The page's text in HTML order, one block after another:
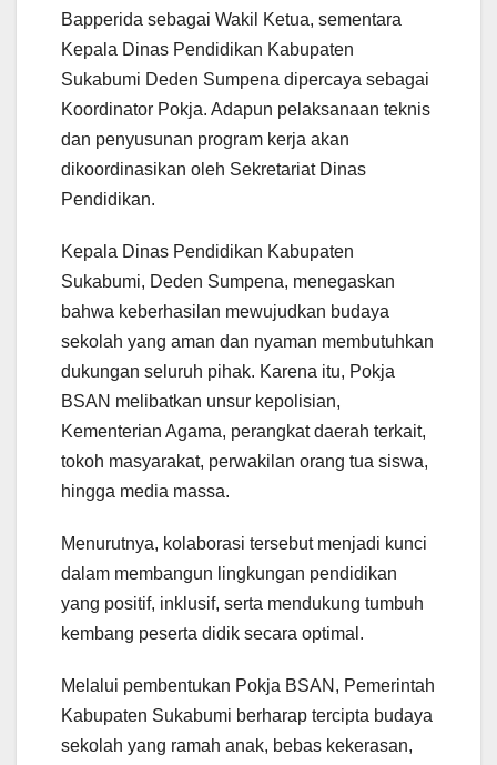
Bapperida sebagai Wakil Ketua, sementara
Kepala Dinas Pendidikan Kabupaten
Sukabumi Deden Sumpena dipercaya sebagai
Koordinator Pokja. Adapun pelaksanaan teknis
dan penyusunan program kerja akan
dikoordinasikan oleh Sekretariat Dinas
Pendidikan.
Kepala Dinas Pendidikan Kabupaten
Sukabumi, Deden Sumpena, menegaskan
bahwa keberhasilan mewujudkan budaya
sekolah yang aman dan nyaman membutuhkan
dukungan seluruh pihak. Karena itu, Pokja
BSAN melibatkan unsur kepolisian,
Kementerian Agama, perangkat daerah terkait,
tokoh masyarakat, perwakilan orang tua siswa,
hingga media massa.
Menurutnya, kolaborasi tersebut menjadi kunci
dalam membangun lingkungan pendidikan
yang positif, inklusif, serta mendukung tumbuh
kembang peserta didik secara optimal.
Melalui pembentukan Pokja BSAN, Pemerintah
Kabupaten Sukabumi berharap tercipta budaya
sekolah yang ramah anak, bebas kekerasan,